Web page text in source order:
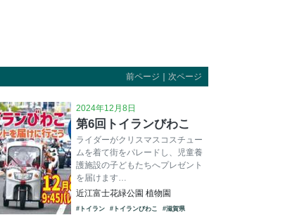
前ページ 次ページ
2024年12月8日
第6回トイランびわこ
ライダーがクリスマスコスチュー
ムを着て街をパレードし、児童養
護施設の子どもたちへプレゼント
を届けます…
近江富士花緑公園 植物園
#トイラン #トイランびわこ
#滋賀県